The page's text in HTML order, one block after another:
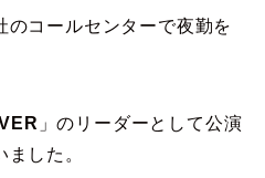
のコールセンターで夜勤を
」のリーダーとして公演
した。